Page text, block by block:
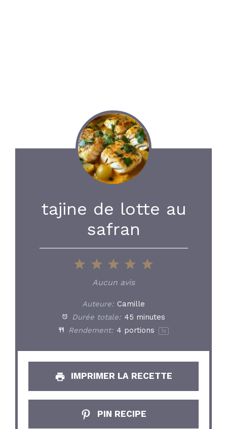
tajine de lotte au
safran
5
4
3
Stars
2
Stars
1
Star
Aucun avis
Auteure: Camille
Durée totale: 45 minutes
Rendement: 4 portions 1 x
IMPRIMER LA RECETTE
PIN RECIPE